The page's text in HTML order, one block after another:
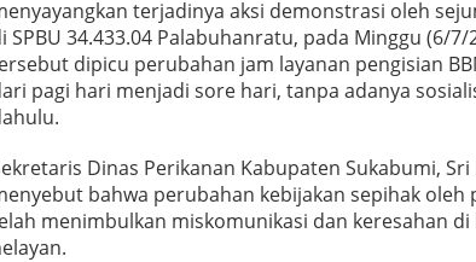
terjadinya aksi demonstrasi oleh
SPBU 34.433.04 Palabuhanratu, pada Minggu (6/7/
dipicu perubahan jam layanan pengisian
pagi hari menjadi sore hari, tanpa adanya
Dinas Perikanan Kabupaten Sukabumi, Sri
bahwa perubahan kebijakan sepihak oleh
menimbulkan miskomunikasi dan keresahan di